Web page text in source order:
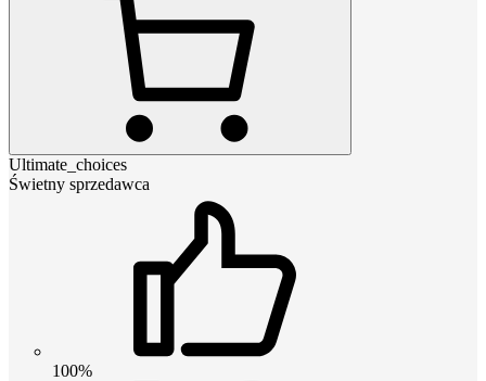
Ultimate_choices
Świetny sprzedawca
100%